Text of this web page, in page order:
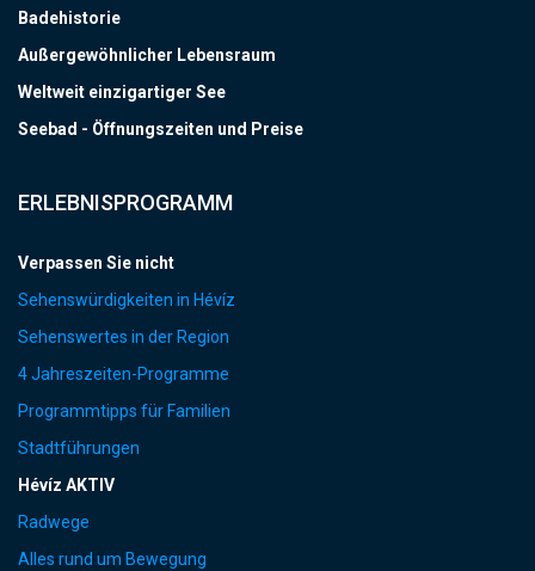
Badehistorie
Außergewöhnlicher Lebensraum
Weltweit einzigartiger See
Seebad - Öffnungszeiten und Preise
ERLEBNISPROGRAMM
Verpassen Sie nicht
Sehenswürdigkeiten in Hévíz
Sehenswertes in der Region
4 Jahreszeiten-Programme
Programmtipps für Familien
Stadtführungen
Hévíz AKTIV
Radwege
Alles rund um Bewegung